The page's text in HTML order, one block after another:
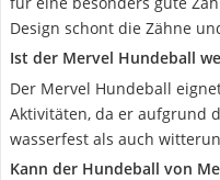
Design schont die Zähne
Ist der Mervel Hundeball
Der Mervel Hundeball
Aktivitäten, da er aufgrund
wasserfest als auch
Kann der Hundeball von